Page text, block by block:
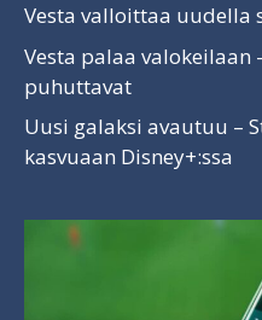
Vesta valloittaa uudella
Vesta palaa
puhuttavat
Uusi galaksi avautuu –
kasvuaan Disney+:ssa